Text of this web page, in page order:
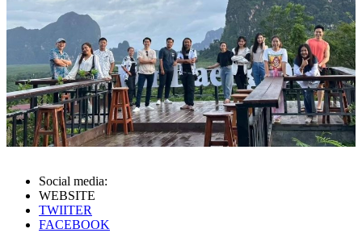
Social media:
WEBSITE
TWIITER
FACEBOOK